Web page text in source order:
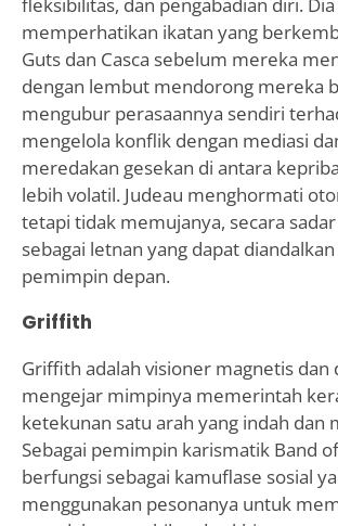
memperhatikan ikatan yang
Guts dan Casca sebelum mereka
dengan lembut mendorong mereka
mengubur perasaannya sendiri
mengelola konflik dengan mediasi
meredakan gesekan di antara
lebih volatil. Judeau menghormati
tetapi tidak memujanya, secara
sebagai letnan yang dapat
pemimpin depan.
Griffith
Griffith adalah visioner magnetis dan
mengejar mimpinya memerintah
ketekunan satu arah yang indah dan
Sebagai pemimpin karismatik Band
berfungsi sebagai kamuflase sosial
menggunakan pesonanya untuk